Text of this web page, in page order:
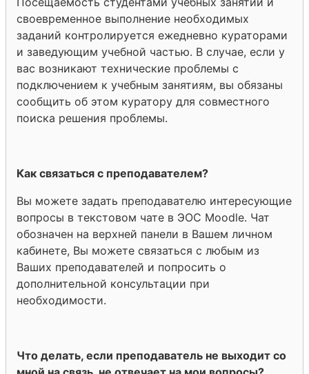
своевременное выполнение необходимых
заданий контролируется ежедневно кураторами
и заведующим учебной частью. В случае, если у
вас возникают технические проблемы с
подключением к учебным занятиям, вы обязаны
сообщить об этом куратору для совместного
поиска решения проблемы.
Как связаться с преподавателем?
Вы можете задать преподавателю интересующие
вопросы в текстовом чате в ЭОС Moodle. Чат
обозначен на верхней панели в Вашем личном
кабинете, Вы можете связаться с любым из
Ваших преподавателей и попросить о
дополнительной консультации при
необходимости.
Что делать, если преподаватель не выходит со